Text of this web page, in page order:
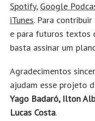
Spotify, Google
iTunes. Para
e para futuros textos
basta assinar um
Agradecimentos
ajudam esse projeto
Yago Badaró, Ilton
Lucas Costa.